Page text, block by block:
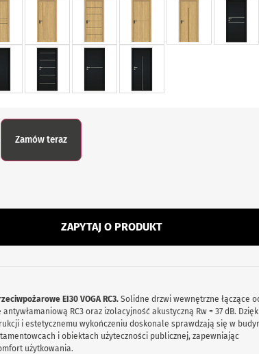
Zamów teraz
ZAPYTAJ O PRODUKT
EI30 VOGA RC3. Solidne drzwi wewnętrzne łączące
RC3 oraz izolacyjność akustyczną Rw = 37 dB.
i estetycznemu wykończeniu doskonale sprawdzają się w
i obiektach użyteczności publicznej, zapewniając
użytkowania.